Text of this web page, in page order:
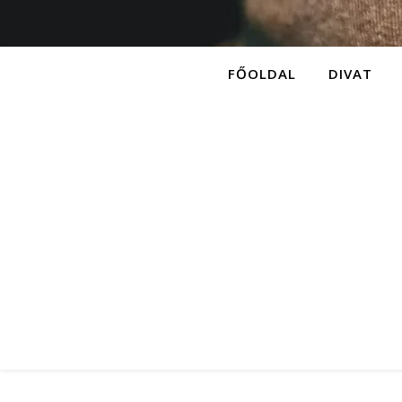
FŐOLDAL DIVAT